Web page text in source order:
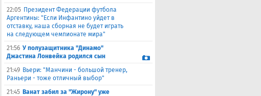
22:05 Президент Федерации футбола
Аргентины: "Если Инфантино уйдет в
отставку, наша сборная не будет играть
на следующем чемпионате мира"
21:56 У полузащитника "Динамо"
Джастина Лонвейка родился сын
21:49 Вьери: "Манчини - большой тренер,
Раньери - тоже отличный выбор"
21:45 Ванат забил за "Жирону" уже